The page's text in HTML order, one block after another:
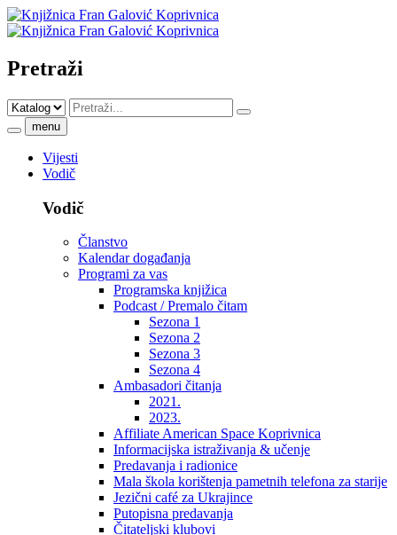
Pretraži
menu
Vijesti
Vodič
Vodič
Članstvo
Kalendar događanja
Programi za vas
Programska knjižica
Podcast / Premalo čitam
Sezona 1
Sezona 2
Sezona 3
Sezona 4
Ambasadori čitanja
2021.
2023.
Affiliate American Space Koprivnica
Informacijska istraživanja & učenje
Predavanja i radionice
Mala škola korištenja pametnih telefona za starije
Jezični café za Ukrajince
Putopisna predavanja
Čitateljski klubovi